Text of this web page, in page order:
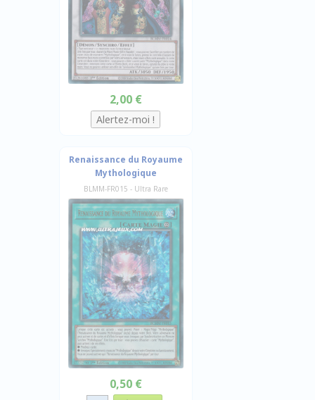
2,00 €
Renaissance du Royaume
Mythologique
BLMM-FR015 - Ultra Rare
0,50 €